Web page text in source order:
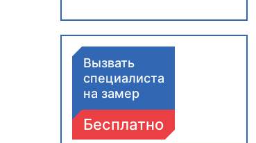
Вызвать
специалиста
на замер
Бесплатно